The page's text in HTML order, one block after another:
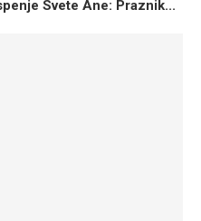
Svete Ane: Praznik...